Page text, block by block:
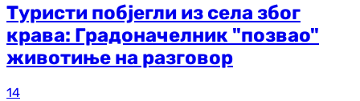
Туристи побјегли из села због
крава: Градоначелник "позвао"
животиње на разговор
14